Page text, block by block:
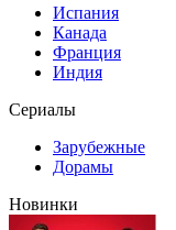
Испания
Канада
Франция
Индия
Сериалы
Зарубежные
Дорамы
Новинки